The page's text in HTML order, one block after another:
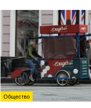
Общество